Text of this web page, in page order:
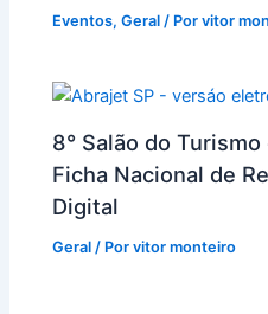
Eventos,Geral / Porvitor
8° Salão do
Ficha Nacional de
Digital
Geral / Porvitor monteiro